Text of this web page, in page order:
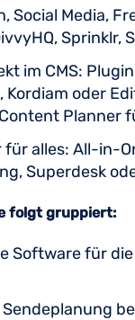
Social Media,
Sprinklr,
im CMS:
Kordiam oder
Planner
für alles: All-in-
Superdesk
folgt gruppiert:
Software für
Sendeplanung